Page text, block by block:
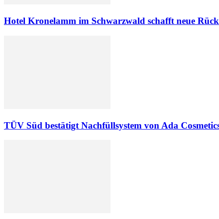
Hotel Kronelamm im Schwarzwald schafft neue
TÜV Süd bestätigt Nachfüllsystem von Ada